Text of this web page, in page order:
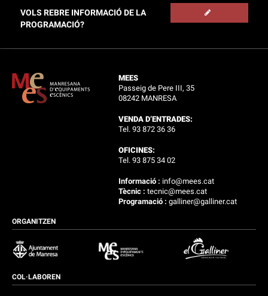
VOLS REBRE INFORMACIÓ DE LA
PROGRAMACIÓ?
MEES
Passeig de Pere III, 35
08242 MANRESA
VENDA D’ENTRADES:
Tel. 93 872 36 36
OFICINES:
Tel. 93 875 34 02
Informació : info@mees.cat
Tècnic :tecnic@mees.cat
Programació :galliner@galliner.cat
ORGANITZEN
COL·LABOREN